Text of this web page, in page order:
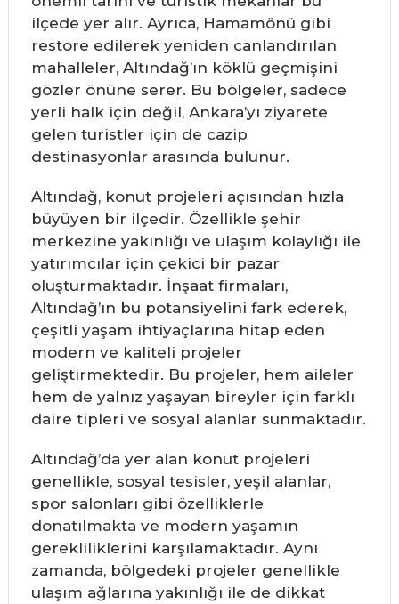
ilçede yer alır. Ayrıca, Hamamönü gibi
restore edilerek yeniden canlandırılan
mahalleler, Altındağ’ın köklü geçmişini
gözler önüne serer. Bu bölgeler, sadece
yerli halk için değil, Ankara’yı ziyarete
gelen turistler için de cazip
destinasyonlar arasında bulunur.
Altındağ, konut projeleri açısından hızla
büyüyen bir ilçedir. Özellikle şehir
merkezine yakınlığı ve ulaşım kolaylığı ile
yatırımcılar için çekici bir pazar
oluşturmaktadır. İnşaat firmaları,
Altındağ’ın bu potansiyelini fark ederek,
çeşitli yaşam ihtiyaçlarına hitap eden
modern ve kaliteli projeler
geliştirmektedir. Bu projeler, hem aileler
hem de yalnız yaşayan bireyler için farklı
daire tipleri ve sosyal alanlar sunmaktadır.
Altındağ’da yer alan konut projeleri
genellikle, sosyal tesisler, yeşil alanlar,
spor salonları gibi özelliklerle
donatılmakta ve modern yaşamın
gerekliliklerini karşılamaktadır. Aynı
zamanda, bölgedeki projeler genellikle
ulaşım ağlarına yakınlığı ile de dikkat